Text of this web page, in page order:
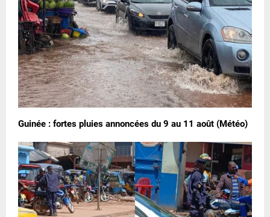
Guinée : fortes pluies annoncées du 9 au 11 août (Météo)